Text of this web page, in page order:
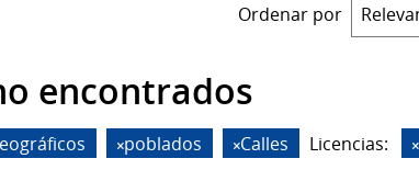
Ordenar por
encontrados
poblados Calles Licencias: